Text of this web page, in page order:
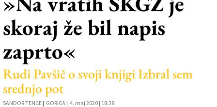
Kultura
Šport
Še
Vreme
V Kioskih
skoraj že bil napis
zaprto«
Rudi Pavšič o svoji knjigi Izbral sem
srednjo pot
SANDOR TENCE | GORICA | 4. maj 2020 | 18:38